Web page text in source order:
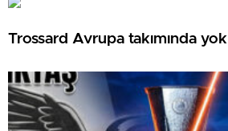
Trossard Avrupa takımında yok